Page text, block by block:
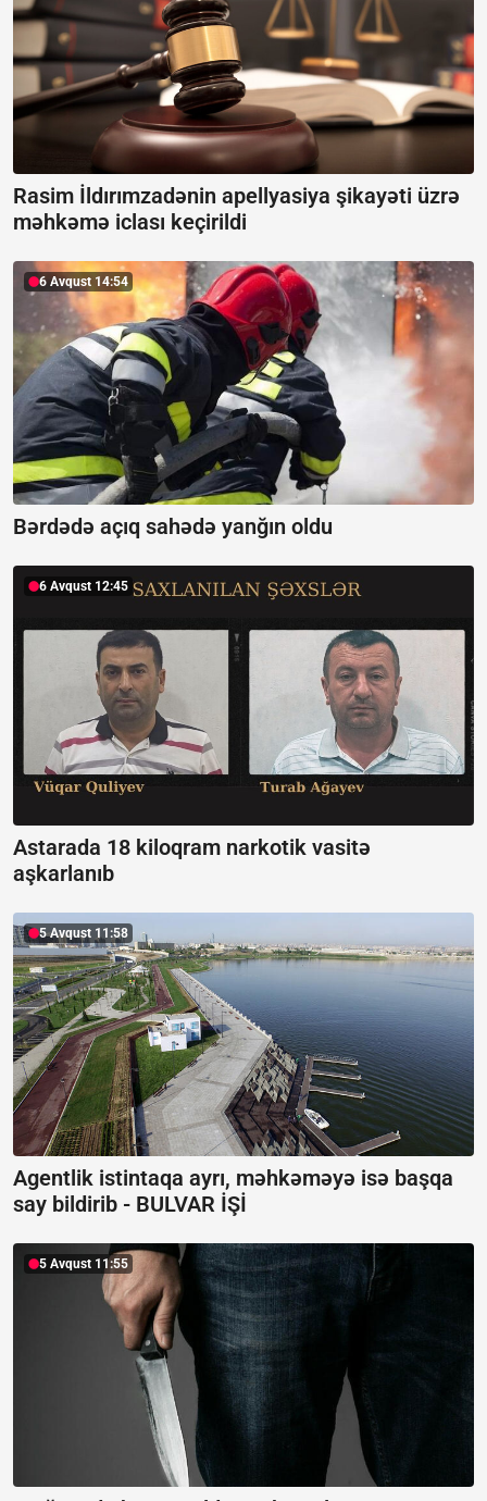
Rasim İldırımzadənin apellyasiya şikayəti üzrə
məhkəmə iclası keçirildi
6 Avqust 14:54
Bərdədə açıq sahədə yanğın oldu
6 Avqust 12:45
Astarada 18 kiloqram narkotik vasitə
aşkarlanıb
5 Avqust 11:58
Agentlik istintaqa ayrı, məhkəməyə isə başqa
say bildirib - BULVAR İŞİ
5 Avqust 11:55